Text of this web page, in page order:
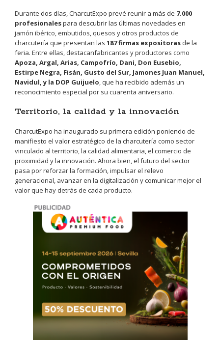
Durante dos días, CharcutExpo prevé reunir a más de 7.000
profesionalespara descubrir las últimas novedades en
jamón ibérico, embutidos, quesos y otros productos de
charcutería que presentan las 187 firmas expositoras de la
feria. Entre ellas, destacanfabricantes y productores como
Apoza, Argal, Arias, Campofrío, Dani, Don Eusebio,
Estirpe Negra, Fisán, Gusto del Sur, Jamones Juan Manuel,
Navidul, y la DOP Guijuelo, que ha recibido además un
reconocimiento especial por su cuarenta aniversario.
Territorio, la calidad y la innovación
CharcutExpo ha inaugurado su primera edición poniendo de
manifiesto el valor estratégico de la charcutería como sector
vinculado al territorio, la calidad alimentaria, el comercio de
proximidad y la innovación. Ahora bien, el futuro del sector
pasa por reforzar la formación, impulsar el relevo
generacional, avanzar en la digitalización y comunicar mejor el
valor que hay detrás de cada producto.